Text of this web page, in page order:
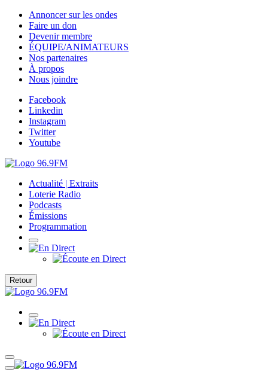
Annoncer sur les ondes
Faire un don
Devenir membre
ÉQUIPE/ANIMATEURS
Nos partenaires
À propos
Nous joindre
Facebook
Linkedin
Instagram
Twitter
Youtube
Actualité | Extraits
Loterie Radio
Podcasts
Émissions
Programmation
Retour